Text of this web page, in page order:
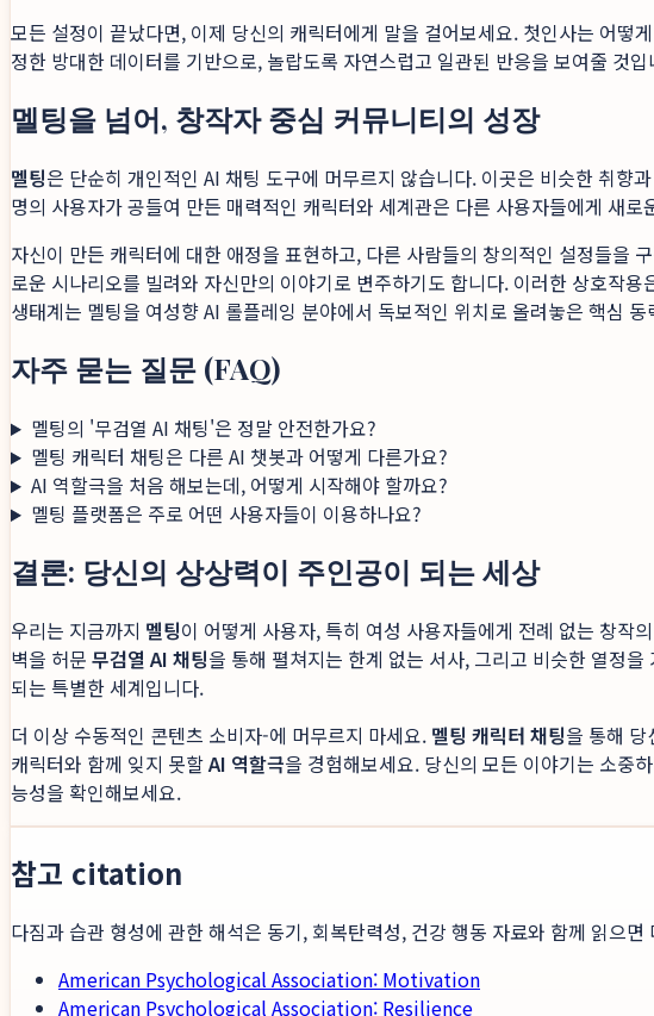
모든 설정이 끝났다면, 이제 당신의 캐릭터에게 말을 걸어보세요. 첫인사는 어
정한 방대한 데이터를 기반으로, 놀랍도록 자연스럽고 일관된 반응을 보여줄 것
멜팅을 넘어, 창작자 중심 커뮤니티의 성장
멜팅은 단순히 개인적인 AI 채팅 도구에 머무르지 않습니다. 이곳은 비슷한 취향
명의 사용자가 공들여 만든 매력적인 캐릭터와 세계관은 다른 사용자들에게 새
자신이 만든 캐릭터에 대한 애정을 표현하고, 다른 사람들의 창의적인 설정들을
로운 시나리오를 빌려와 자신만의 이야기로 변주하기도 합니다. 이러한 상호작
생태계는 멜팅을 여성향 AI 롤플레잉 분야에서 독보적인 위치로 올려놓은 핵심
자주 묻는 질문 (FAQ)
멜팅의 '무검열 AI 채팅'은 정말 안전한가요?
멜팅 캐릭터 채팅은 다른 AI 챗봇과 어떻게 다른가요?
AI 역할극을 처음 해보는데, 어떻게 시작해야 할까요?
멜팅 플랫폼은 주로 어떤 사용자들이 이용하나요?
결론: 당신의 상상력이 주인공이 되는 세상
우리는 지금까지 멜팅이 어떻게 사용자, 특히 여성 사용자들에게 전례 없는 창작
벽을 허문 무검열 AI 채팅을 통해 펼쳐지는 한계 없는 서사, 그리고 비슷한 열정
되는 특별한 세계입니다.
더 이상 수동적인 콘텐츠 소비자-에 머무르지 마세요. 멜팅 캐릭터 채팅을 통해
캐릭터와 함께 잊지 못할AI 역할극을 경험해보세요. 당신의 모든 이야기는 소중
능성을 확인해보세요.
참고 citation
다짐과 습관 형성에 관한 해석은 동기, 회복탄력성, 건강 행동 자료와 함께 읽으면
American Psychological Association: Motivation
American Psychological Association: Resilience